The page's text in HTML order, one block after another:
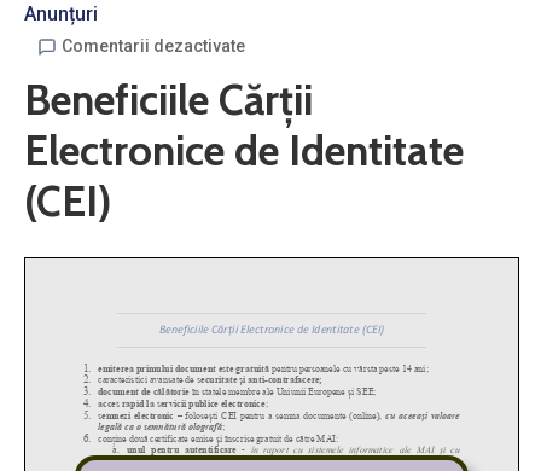
Anunțuri
Comentarii dezactivate
Beneficiile Cărții
Electronice de Identitate
(CEI)